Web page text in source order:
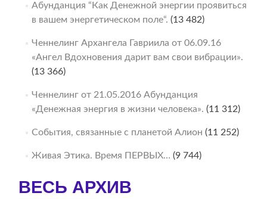
Абунданция “Как Денежной энергии проявиться
в вашем энергетическом поле“. (13 482)
Ченнелинг Архангела Гавриила от 06.09.16
«Ангел Вдохновения дарит вам свои вибрации».
(13 366)
Ченнелинг от 21.05.2016 Абунданция
«Денежная энергия в жизни человека». (11 312)
События, связанные с планетой Алион (11 252)
Живая Этика. Время ПЕРВЫХ… (9 744)
ВЕСЬ АРХИВ